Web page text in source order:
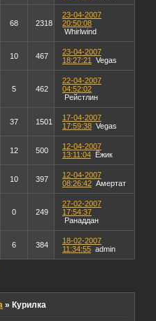
68 2318
23-04-2007
20:50:08
Whirlwind
10 467
23-04-2007
18:27:21
Vegas
5 462
22-04-2007
04:52:02
Рейстлин
37 1501
17-04-2007
17:59:38 Vegas
12 500
12-04-2007
13:11:04
Ёжик
10 397
12-04-2007
08:26:42 Амертат
0 249
27-02-2007
17:54:37
Ранаддан
6 384
18-02-2007
11:34:55 admin
»Курилка